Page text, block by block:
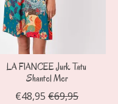
LA FIANCEE Jurk Tatu
Shantel Mer
€48,95 €69,95